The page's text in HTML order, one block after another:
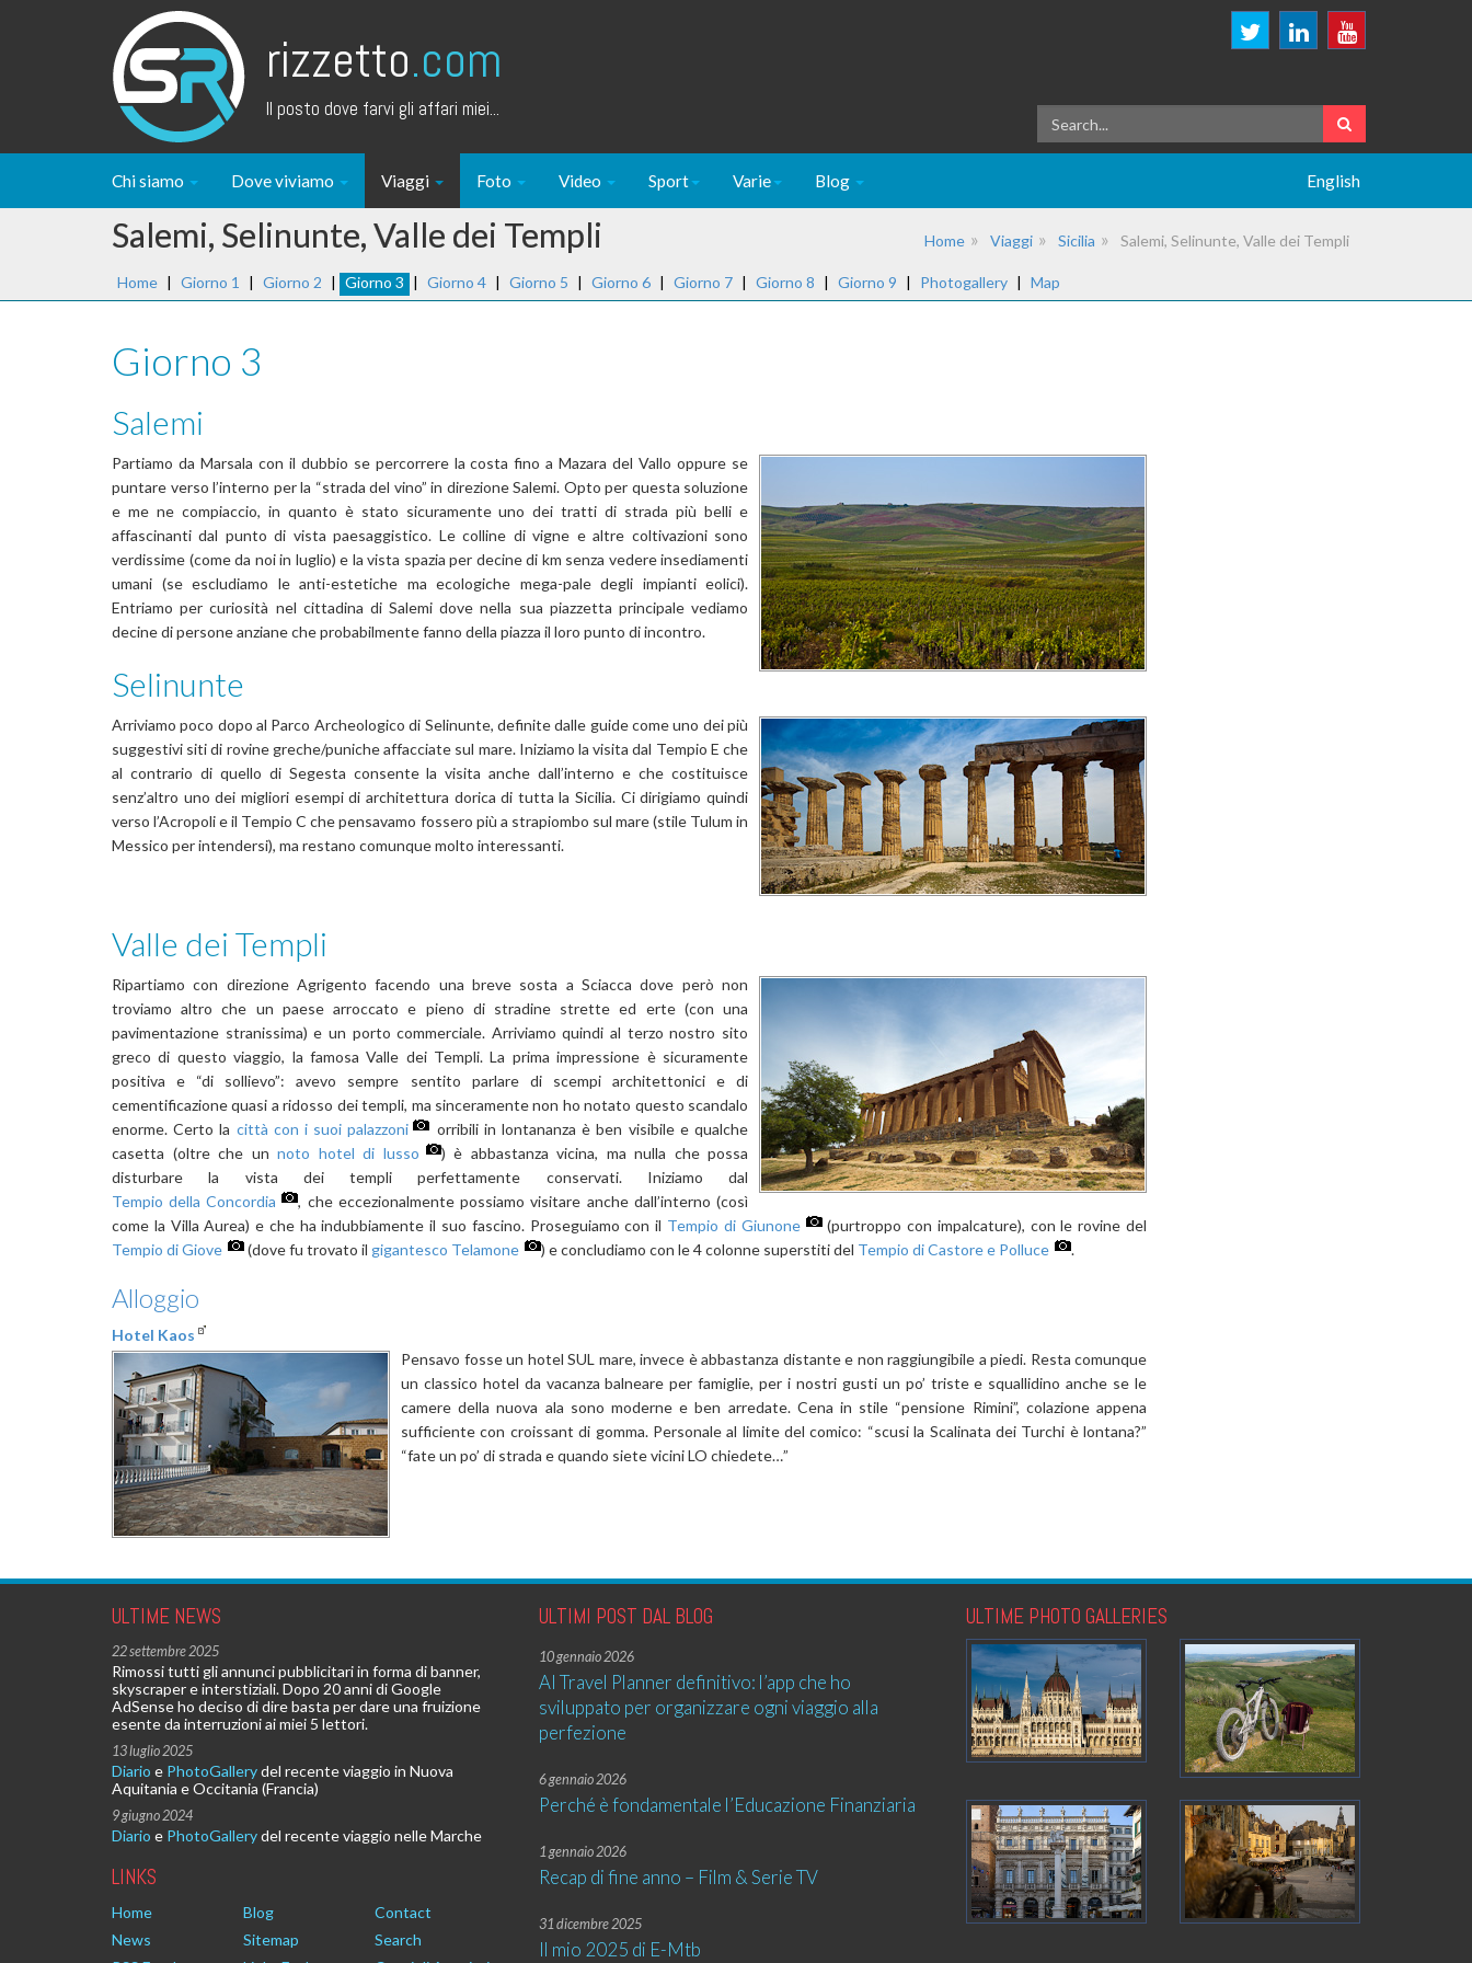
rizzetto.com
Il posto dove farvi gli affari miei...
Chi siamo Dove viviamo Viaggi Foto Video Sport Varie Blog English
Salemi, Selinunte, Valle dei Templi Home Viaggi Sicilia Salemi, Selinunte, Valle dei Templi
Home | Giorno 1 | Giorno 2 | Giorno 3 | Giorno 4 | Giorno 5 | Giorno 6 | Giorno 7 | Giorno 8 | Giorno 9 | Photogallery | Map
Giorno 3
Salemi
Partiamo da Marsala con il dubbio se percorrere la costa fino a Mazara del Vallo oppure se
puntare verso l’interno per la “strada del vino” in direzione Salemi. Opto per questa soluzione
e me ne compiaccio, in quanto è stato sicuramente uno dei tratti di strada più belli e
affascinanti dal punto di vista paesaggistico. Le colline di vigne e altre coltivazioni sono
verdissime (come da noi in luglio) e la vista spazia per decine di km senza vedere insediamenti
umani (se escludiamo le anti-estetiche ma ecologiche mega-pale degli impianti eolici).
Entriamo per curiosità nel cittadina di Salemi dove nella sua piazzetta principale vediamo
decine di persone anziane che probabilmente fanno della piazza il loro punto di incontro.
Selinunte
Arriviamo poco dopo al Parco Archeologico di Selinunte, definite dalle guide come uno dei più
suggestivi siti di rovine greche/puniche affacciate sul mare. Iniziamo la visita dal Tempio E che
al contrario di quello di Segesta consente la visita anche dall’interno e che costituisce
senz’altro uno dei migliori esempi di architettura dorica di tutta la Sicilia. Ci dirigiamo quindi
verso l’Acropoli e il Tempio C che pensavamo fossero più a strapiombo sul mare (stile Tulum in
Messico per intendersi), ma restano comunque molto interessanti.
Valle dei Templi
Ripartiamo con direzione Agrigento facendo una breve sosta a Sciacca dove però non
troviamo altro che un paese arroccato e pieno di stradine strette ed erte (con una
pavimentazione stranissima) e un porto commerciale. Arriviamo quindi al terzo nostro sito
greco di questo viaggio, la famosa Valle dei Templi. La prima impressione è sicuramente
positiva e “di sollievo”: avevo sempre sentito parlare di scempi architettonici e di
cementificazione quasi a ridosso dei templi, ma sinceramente non ho notato questo scandalo
enorme. Certo la città con i suoi palazzoni
orribili in lontananza è ben visibile e qualche
casetta (oltre che un noto hotel di lusso
) è abbastanza vicina, ma nulla che possa
disturbare la vista dei templi perfettamente conservati. Iniziamo dal
Tempio della Concordia
, che eccezionalmente possiamo visitare anche dall’interno (così
come la Villa Aurea) e che ha indubbiamente il suo fascino. Proseguiamo con il Tempio di Giunone
(purtroppo con impalcature), con le rovine del
Tempio di Giove
(dove fu trovato il gigantesco Telamone ) e concludiamo con le 4 colonne superstiti del Tempio di Castore e Polluce .
Alloggio
Hotel Kaos
Pensavo fosse un hotel SUL mare, invece è abbastanza distante e non raggiungibile a piedi. Resta comunque
un classico hotel da vacanza balneare per famiglie, per i nostri gusti un po’ triste e squallidino anche se le
camere della nuova ala sono moderne e ben arredate. Cena in stile “pensione Rimini”, colazione appena
sufficiente con croissant di gomma. Personale al limite del comico: “scusi la Scalinata dei Turchi è lontana?”
“fate un po’ di strada e quando siete vicini LO chiedete…”
ULTIME NEWS
22 settembre 2025
Rimossi tutti gli annunci pubblicitari in forma di banner,
skyscraper e interstiziali. Dopo 20 anni di Google
AdSense ho deciso di dire basta per dare una fruizione
esente da interruzioni ai miei 5 lettori.
13 luglio 2025
Diario e PhotoGallerydel recente viaggio in Nuova
Aquitania e Occitania (Francia)
9 giugno 2024
Diario e PhotoGallerydel recente viaggio nelle Marche
LINKS
Home Blog
Contact
News
Sitemap
Search
ULTIMI POST DAL BLOG
10 gennaio 2026
AI Travel Planner definitivo: l’app che ho
sviluppato per organizzare ogni viaggio alla
perfezione
6 gennaio 2026
Perché è fondamentale l’Educazione Finanziaria
1 gennaio 2026
Recap di fine anno – Film & Serie TV
31 dicembre 2025
Il mio 2025 di E-Mtb
ULTIME PHOTO GALLERIES